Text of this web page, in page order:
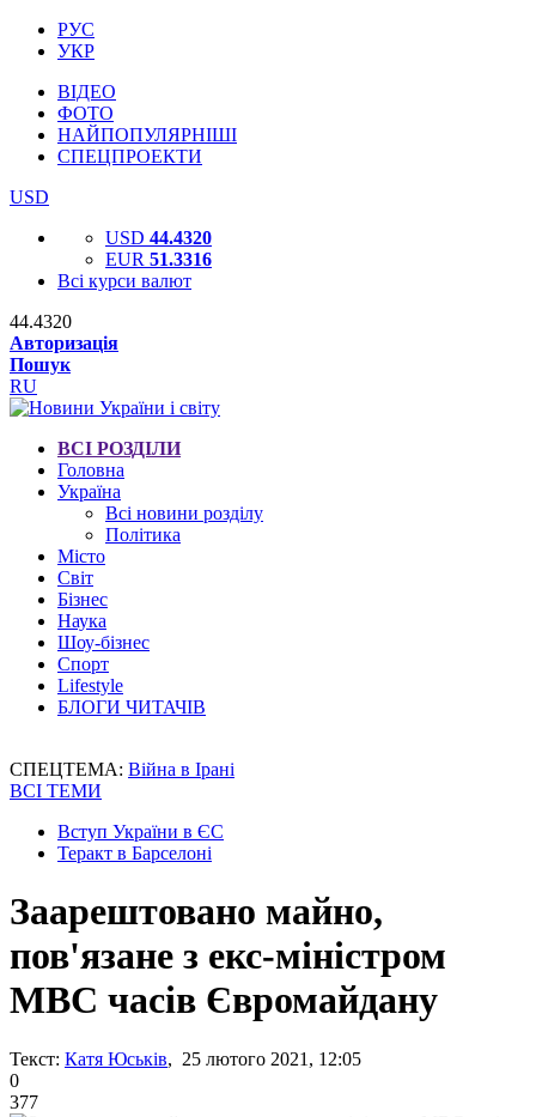
РУС
УКР
ВІДЕО
ФОТО
НАЙПОПУЛЯРНІШІ
СПЕЦПРОЕКТИ
USD
USD 44.4320
EUR 51.3316
Всі курси валют
44.4320
Авторизація
Пошук
RU
ВСІ РОЗДІЛИ
Головна
Україна
Всі новини розділу
Політика
Місто
Світ
Бізнес
Наука
Шоу-бізнес
Спорт
Lifestyle
БЛОГИ ЧИТАЧІВ
СПЕЦТЕМА: Війна в Ірані
ВСІ ТЕМИ
Вступ України в ЄС
Теракт в Барселоні
Заарештовано майно,
пов'язане з екс-міністром
МВС часів Євромайдану
Текст: Катя Юськів, 25 лютого 2021, 12:05
0
377